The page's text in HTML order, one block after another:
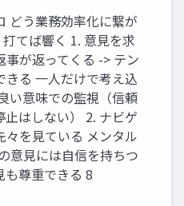
どう業務効率化に繋が
てば響く 1. 意見を求
事が返ってくる -> テン
きる 一人だけで考え込
い意味での監視（信頼
止はしない） 2. ナビゲ
々を見ている メンタル
意見には自信を持ちつ
も尊重できる 8